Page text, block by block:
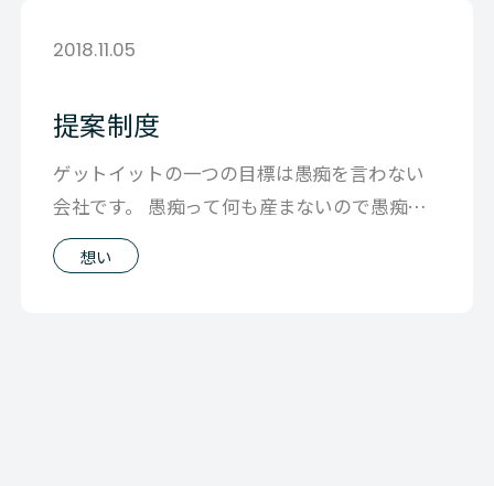
2018.11.05
提案制度
ゲットイットの一つの目標は愚痴を言わない
会社です。 愚痴って何も産まないので愚痴る
ぐらいだったらその会社辞めた方がいいの
想い